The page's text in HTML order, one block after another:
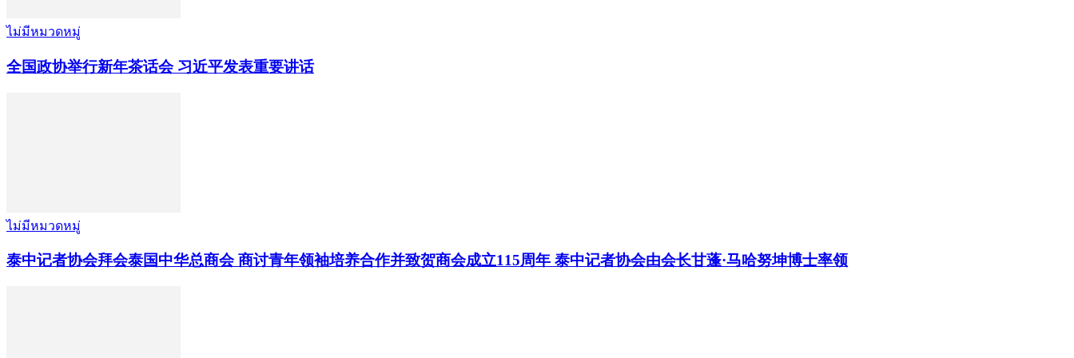
ไม่มีหมวดหมู่
全国政协举行新年茶话会 习近平发表重要讲话
ไม่มีหมวดหมู่
泰中记者协会拜会泰国中华总商会 商讨青年领袖培养合作并致贺商会成立115周年 泰中记者协会由会长甘蓬·马哈努坤博士率领